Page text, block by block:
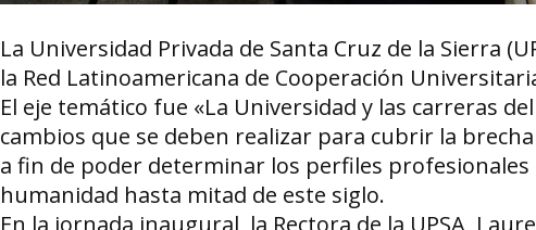
La Universidad Privada de Santa Cruz de la Sierra
la Red Latinoamericana de Cooperación
El eje temático fue «La Universidad y las carreras
cambios que se deben realizar para cubrir la
a fin de poder determinar los perfiles
humanidad hasta mitad de este siglo.
En la jornada inaugural, la Rectora de la UPSA,